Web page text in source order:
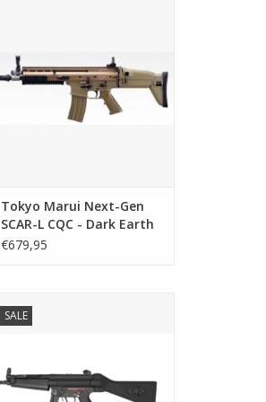
Tokyo Marui Next-Gen
SCAR-L CQC - Dark Earth
€679,95
SALE